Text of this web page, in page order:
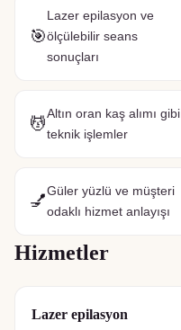
🎯
Lazer epilasyon ve
ölçülebilir seans
sonuçları
💆
Altın oran kaş alımı gibi
teknik işlemler
💅
Güler yüzlü ve müşteri
odaklı hizmet anlayışı
Hizmetler
Lazer epilasyon